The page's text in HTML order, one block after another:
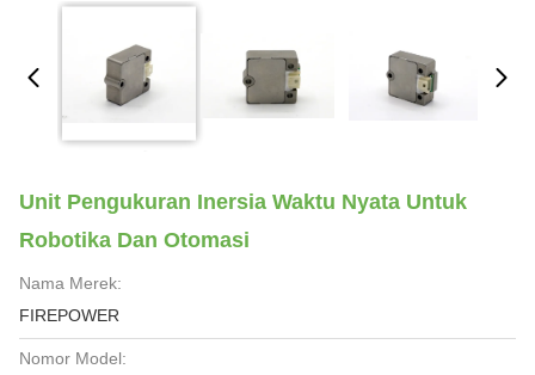
Unit Pengukuran Inersia Waktu Nyata Untuk
Robotika Dan Otomasi
Nama Merek:
FIREPOWER
Nomor Model: